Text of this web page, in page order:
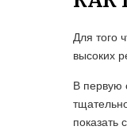
Для того
высоких
В первую
показать